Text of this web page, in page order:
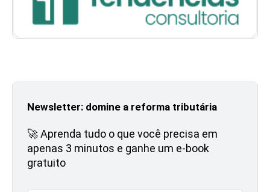
Newsletter: domine a reforma tributária
🚀 Aprenda tudo o que você precisa em
apenas 3 minutos e ganhe um e-book
gratuito